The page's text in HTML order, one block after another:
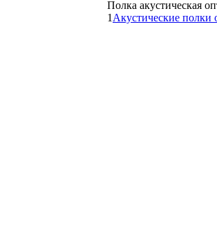
Полка акустическая
1 Акустические полки